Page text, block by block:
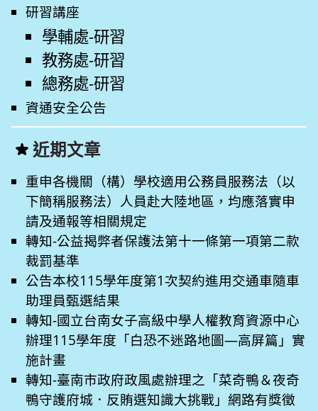
研習講座
學輔處-研習
教務處-研習
總務處-研習
資通安全公告
近期文章
重申各機關（構）學校適用公務員服務法（以
下簡稱服務法）人員赴大陸地區，均應落實申
請及通報等相關規定
轉知-公益揭弊者保護法第十一條第一項第二款
裁罰基準
公告本校115學年度第1次契約進用交通車隨車
助理員甄選結果
轉知-國立台南女子高級中學人權教育資源中心
辦理115學年度「白恐不迷路地圖—高屏篇」實
施計畫
轉知-臺南市政府政風處辦理之「菜奇鴨＆夜奇
鴨守護府城．反賄選知識大挑戰」網路有獎徵